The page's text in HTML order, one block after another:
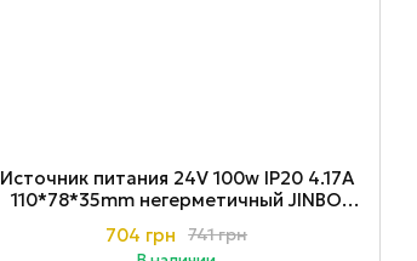
Источник питания 24V 100w ІР20 4.17A
110*78*35mm негерметичный JINBO
741 грн
704 грн